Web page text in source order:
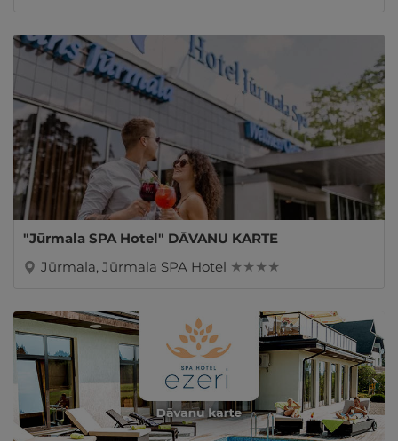
"Jūrmala SPA Hotel" DĀVANU KARTE
Jūrmala, Jūrmala SPA Hotel ★ ★ ★ ★